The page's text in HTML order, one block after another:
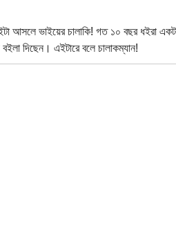
আসলে ভাইয়ের চালাকি! গত ১০ বছর ধইরা
বইলা দিছেন। এইটারে বলে চালাকম্যান!